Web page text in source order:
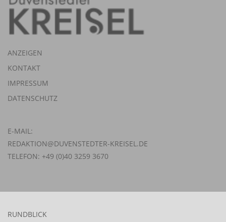
ANZEIGEN
KONTAKT
IMPRESSUM
DATENSCHUTZ
E-MAIL:
REDAKTION@DUVENSTEDTER-KREISEL.DE
TELEFON: +49 (0)40 3259 3670
RUNDBLICK